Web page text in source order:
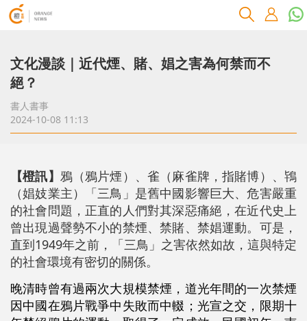
文化漫談｜近代煙、賭、娼之害為何禁而不
絕？
書人書事
2024-10-08 11:13
【橙訊】 鴉（鴉片煙）、雀（麻雀牌，指賭博）、鴇
（娼妓業主）「三鳥」是舊中國影響巨大、危害嚴重
的社會問題，正直的人們對其深惡痛絕，在近代史上
曾出現過聲勢不小的禁煙、禁賭、禁娼運動。可是，
直到1949年之前，「三鳥」之害依然如故，這與特定
的社會環境有密切的關係。
晚清時曾有過兩次大規模禁煙，道光年間的一次禁煙
因中國在鴉片戰爭中失敗而中輟；光宣之交，限期十